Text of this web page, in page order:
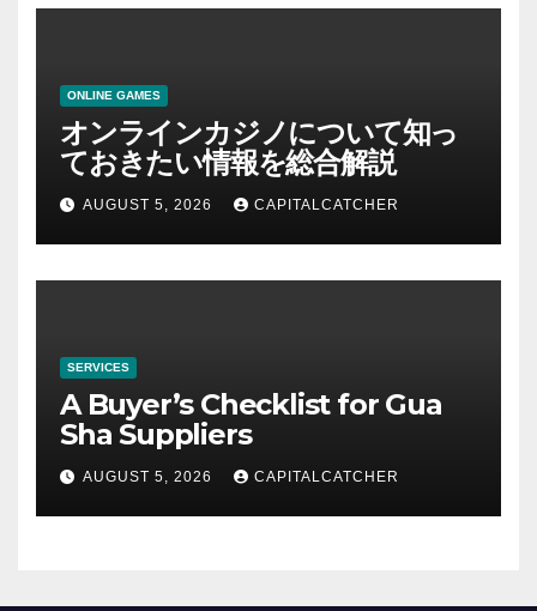
ONLINE GAMES
オンラインカジノについて知っ
ておきたい情報を総合解説
AUGUST 5, 2026 CAPITALCATCHER
SERVICES
A Buyer’s Checklist for Gua
Sha Suppliers
AUGUST 5, 2026 CAPITALCATCHER